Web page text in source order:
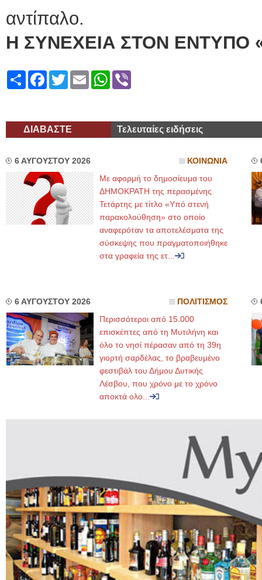
αντίπαλο.
Η ΣΥΝΕΧΕΙΑ ΣΤΟΝ ΕΝΤΥΠΟ
ShareFacebook
TwitterEmailWhatsApp
ΔΙΑΒΑΣΤΕ Τελευταίες ειδήσεις
6 ΑΥΓΟΥΣΤΟΥ 2026 ΚΟΙΝΩΝΙΑ
Με αφορμή το δημοσίευμα του
ΔΗΜΟΚΡΑΤΗ της περασμένης
Τετάρτης με τίτλο «Υπό στενή
παρακολούθηση» στο οποίο
αναφερόταν τα αποτελέσματα της
σύσκεψης που πραγματοποιήθηκε
στα γραφεία της ετ...
6 ΑΥΓΟΥΣΤΟΥ 2026 ΠΟΛΙΤΙΣΜΟΣ
Περισσότεροι από 15.000
επισκέπτες από τη Μυτιλήνη και
όλο το νησί πέρασαν από τη 39η
γιορτή σαρδέλας, το βραβευμένο
φεστιβάλ του Δήμου Δυτικής
Λέσβου, που χρόνο με το χρόνο
αποκτά ολο...